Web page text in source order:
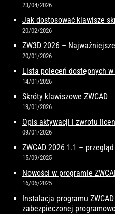
23/04/2026
Jak dostosować klawisze
20/02/2026
ZW3D 2026 –
20/01/2026
Lista poleceń dostępnych w
14/01/2026
Skróty klawiszowe ZWCAD
13/01/2026
Opis aktywacji i zwrotu
09/01/2026
ZWCAD 2026 1.1 –
15/09/2025
Nowości w programie
16/06/2025
Instalacja programu
zabezpieczonej